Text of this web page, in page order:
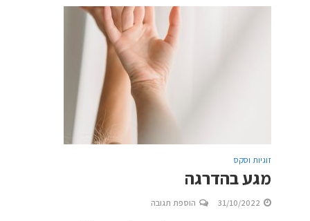
זוגיות וסקס
מגע בהדרגה
31/10/2022 הוספת תגובה